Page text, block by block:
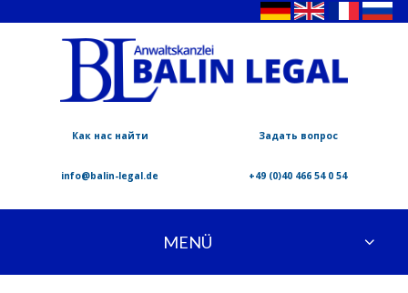
Как нас найти Задать вопрос
info@balin-legal.de +49 (0)40 466 54 0 54
MENÜ